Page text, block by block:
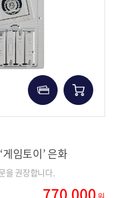
임토이’ 은화
을 권장합니다.